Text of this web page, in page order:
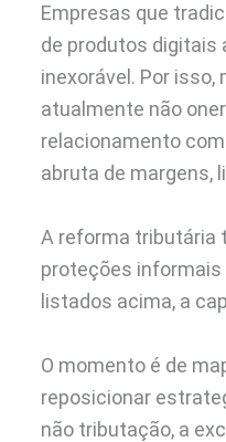
Empresas que
de produtos digitais
inexorável. Por
atualmente não
relacionamento
abruta de margens,
A reforma tributária
proteções
listados acima, a
O momento é de
reposicionar
não tributação, a